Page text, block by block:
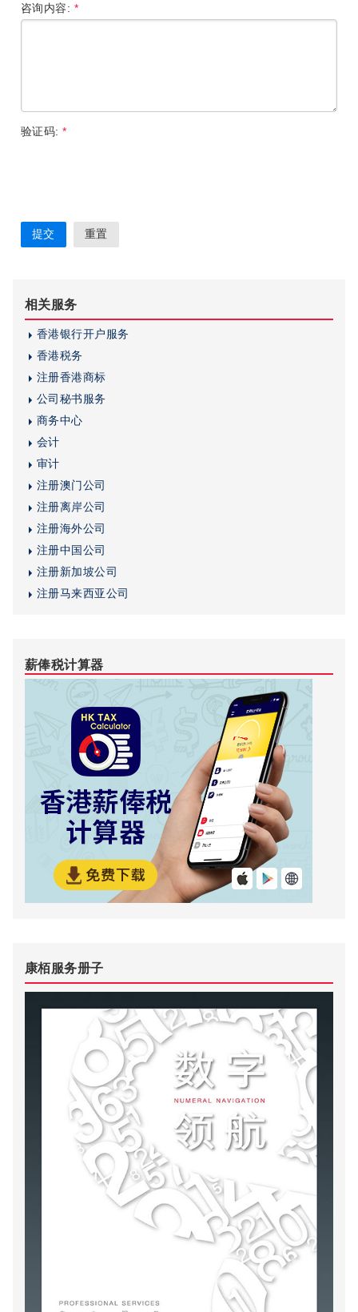
选
择
咨询内容: *
验证码:*
相关服务
香港银行开户服务
香港税务
注册香港商标
公司秘书服务
商务中心
会计
审计
注册澳门公司
注册离岸公司
注册海外公司
注册中国公司
注册新加坡公司
注册马来西亚公司
薪俸税计算器
康栢服务册子